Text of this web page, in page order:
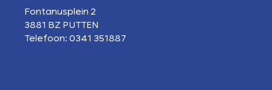
Fontanusplein 2
3881 BZ PUTTEN
Telefoon: 0341 351887